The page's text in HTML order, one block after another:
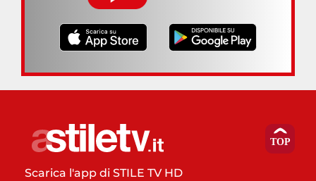
Scarica l'app di STILE TV HD